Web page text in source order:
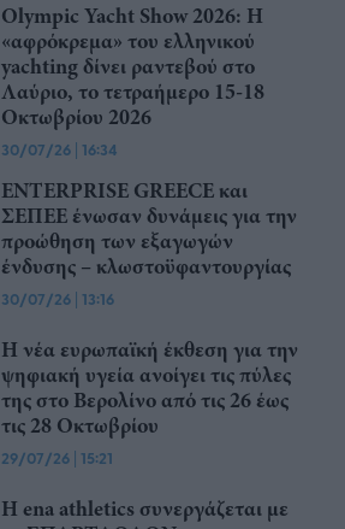
Olympic Yacht Show 2026: Η
«αφρόκρεμα» του ελληνικού
yachting δίνει ραντεβού στο
Λαύριο, το τετραήμερο 15-18
Οκτωβρίου 2026
30/07/26 | 16:34
ENTERPRISE GREECE και
ΣΕΠΕΕ ένωσαν δυνάμεις για την
προώθηση των εξαγωγών
ένδυσης – κλωστοϋφαντουργίας
30/07/26 | 13:16
Η νέα ευρωπαϊκή έκθεση για την
ψηφιακή υγεία ανοίγει τις πύλες
της στο Βερολίνο από τις 26 έως
τις 28 Οκτωβρίου
29/07/26 | 15:21
Η ena athletics συνεργάζεται με